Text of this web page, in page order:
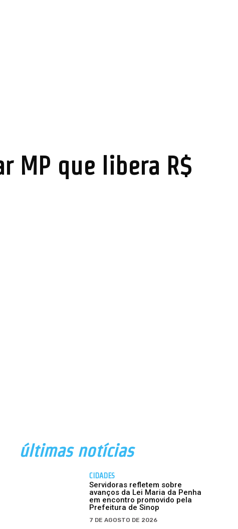
MP que libera R$
últimas notícias
CIDADES
Servidoras refletem sobre
avanços da Lei Maria da Penha
em encontro promovido pela
Prefeitura de Sinop
7 DE AGOSTO DE 2026